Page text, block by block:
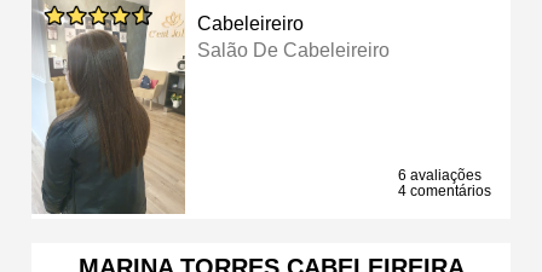
Cabeleireiro
Salão De Cabeleireiro
6 avaliações
4 comentários
MARINA TORRES CABELEIREIRA